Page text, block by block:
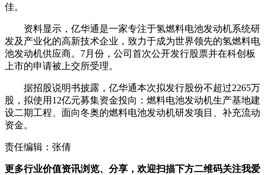
佳。
资料显示，亿华通是一家专注于氢燃料电池发动机系统研
发及产业化的高新技术企业，致力于成为世界领先的氢燃料电
池发动机供应商。7月份，公司首次公开发行股票并在科创板
上市的申请被上交所受理。
据招股说明书披露，亿华通本次拟发行股份不超过2265万
股，拟使用12亿元募集资金投向：燃料电池发动机生产基地建
设二期工程、面向冬奥的燃料电池发动机研发项目、补充流动
资金。
责任编辑：张倩
更多行业价值资讯浏览、分享，欢迎扫描下方二维码关注我爱